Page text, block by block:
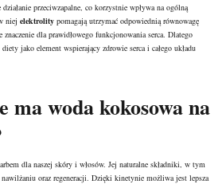
działanie przeciwzapalne, co korzystnie wpływa na ogólną
niej elektrolity pomagają utrzymać odpowiednią równowagę
dla prawidłowego funkcjonowania serca. Dlatego
jako element wspierający zdrowie serca i całego układu
ma woda kokosowa na
dla naszej skóry i włosów. Jej naturalne składniki, w tym
nawilżaniu oraz regeneracji. Dzięki kinetynie możliwa jest lepsza